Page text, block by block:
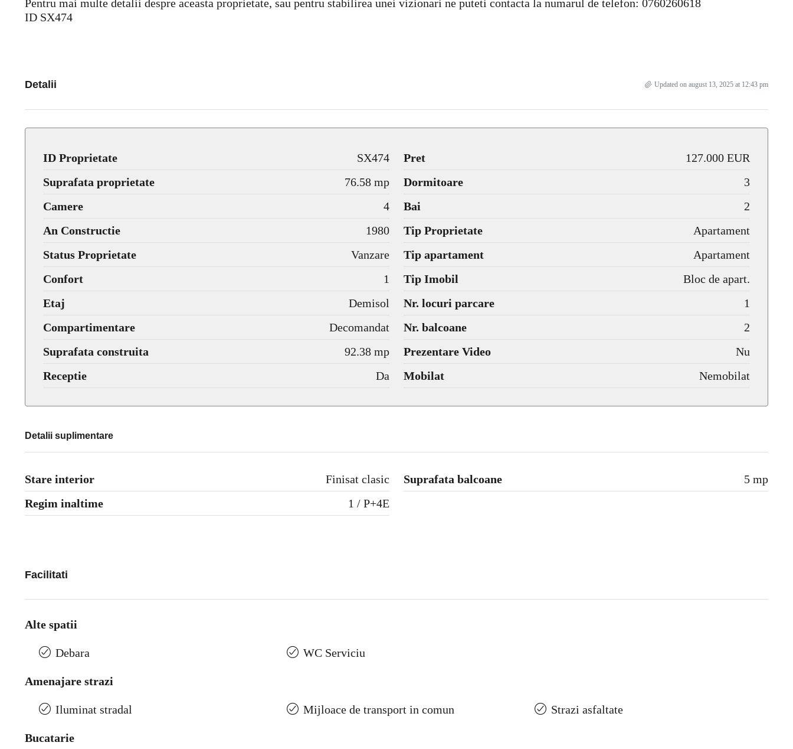
Pentru mai multe detalii despre aceasta proprietate, sau pentru stabilirea unei vizionari ne puteti contacta la numarul de telefon: 0760260618
ID SX474
Detalii Updated on august 13, 2025 at 12:43 pm
ID Proprietate SX474 Pret
127.000 EUR
Suprafata proprietate
76.58 mp Dormitoare
3
Camere
4 Bai
2
An Constructie
1980 Tip Proprietate
Apartament
Status Proprietate
Vanzare Tip apartament
Apartament
Confort
1 Tip Imobil
Bloc de apart.
Etaj
Demisol Nr. locuri parcare
1
Compartimentare
Decomandat Nr. balcoane
2
Suprafata construita
92.38 mp Prezentare Video
Nu
Receptie
Da Mobilat Nemobilat
Detalii suplimentare
Stare interior Finisat clasic Suprafata balcoane
5 mp
Regim inaltime
1 / P+4E
Facilitati
Alte spatii
Debara WC Serviciu
Amenajare strazi
Iluminat stradal Mijloace de transport in comun Strazi asfaltate
Bucatarie